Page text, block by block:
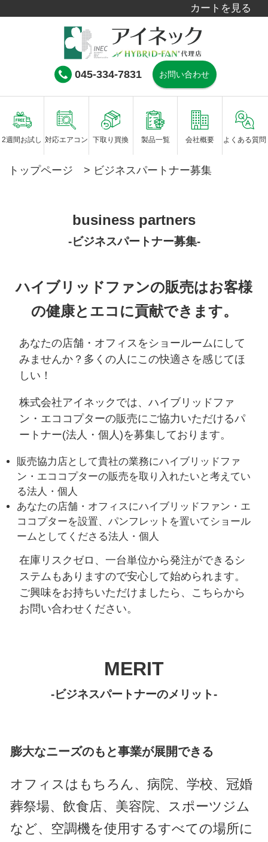
カートを見る
045-334-7831 お問い合わせ
2週間お試し 対応エアコン 下取り買換 製品一覧 会社概要 よくある質問
トップページ > ビジネスパートナー募集
business partners
-ビジネスパートナー募集-
ハイブリッドファンの販売はお客様
の健康とエコに貢献できます。
あなたの店舗・オフィスをショールームにして
みませんか？多くの人にこの快適さを感じてほ
しい！
株式会社アイネックでは、ハイブリッドファ
ン・エココプターの販売にご協力いただけるパ
ートナー(法人・個人)を募集しております。
販売協力店として貴社の業務にハイブリッドファ
ン・エココプターの販売を取り入れたいと考えてい
る法人・個人
あなたの店舗・オフィスにハイブリッドファン・エ
ココプターを設置、パンフレットを置いてショール
ームとしてくださる法人・個人
在庫リスクゼロ、一台単位から発注ができるシ
ステムもありますので安心して始められます。
ご興味をお持ちいただけましたら、こちらから
お問い合わせください。
MERIT
-ビジネスパートナーのメリット-
膨大なニーズのもと事業が展開できる
オフィスはもちろん、病院、学校、冠婚
葬祭場、飲食店、美容院、スポーツジム
など、空調機を使用するすべての場所に